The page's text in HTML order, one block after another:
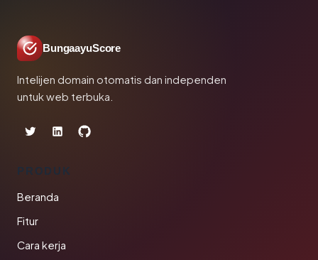
BungaayuScore
Intelijen domain otomatis dan independen
untuk web terbuka.
PRODUK
Beranda
Fitur
Cara kerja